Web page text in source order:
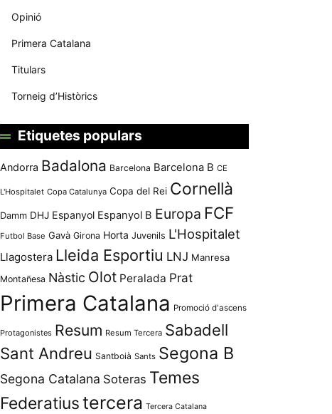
Opinió
Primera Catalana
Titulars
Torneig d’Històrics
Etiquetes populars
Andorra Badalona Barcelona Barcelona B CE
L'Hospitalet Copa Catalunya Copa del Rei Cornellà
Damm DHJ Espanyol Espanyol B Europa FCF
Futbol Base Gavà Girona Horta Juvenils L'Hospitalet
Llagostera Lleida Esportiu LNJ Manresa
Montañesa Nàstic Olot Peralada Prat
Primera Catalana Promoció d'ascens
Protagonistes Resum Resum Tercera Sabadell
Sant Andreu Santboià Sants Segona B
Segona Catalana Soteras Temes
Federatiustercera Tercera Catalana